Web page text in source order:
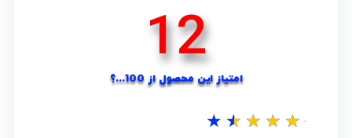
امتیاز این محصول از 100...؟
18
★
★
★
★
★